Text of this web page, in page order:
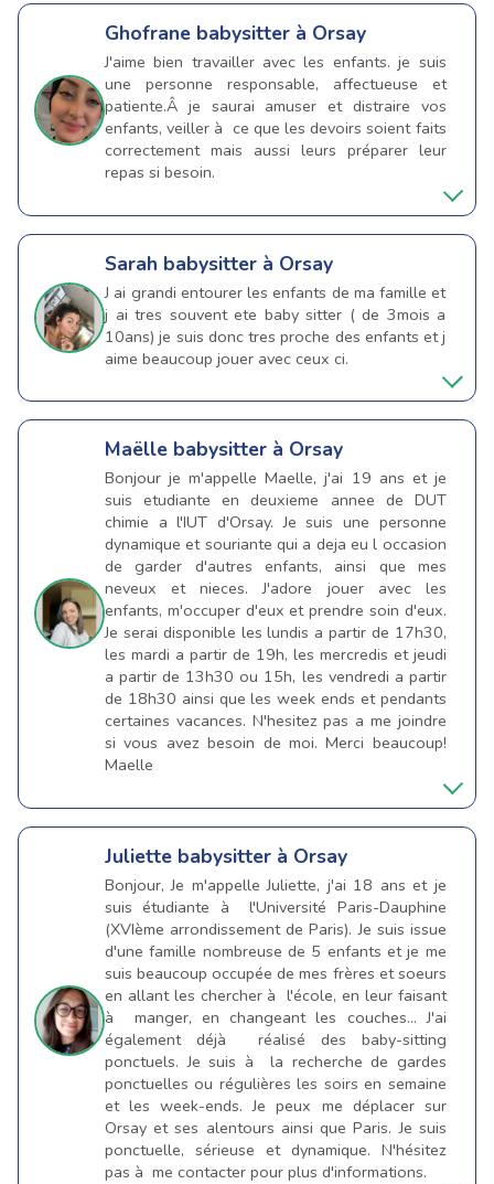
Ghofrane babysitter à Orsay
J'aime bien travailler avec les enfants. je suis
une personne responsable, affectueuse et
patiente.Â je saurai amuser et distraire vos
enfants, veiller à ce que les devoirs soient faits
correctement mais aussi leurs préparer leur
repas si besoin.
Sarah babysitter à Orsay
J ai grandi entourer les enfants de ma famille et
j ai tres souvent ete baby sitter ( de 3mois a
10ans) je suis donc tres proche des enfants et j
aime beaucoup jouer avec ceux ci.
Maëlle babysitter à Orsay
Bonjour je m'appelle Maelle, j'ai 19 ans et je
suis etudiante en deuxieme annee de DUT
chimie a l'IUT d'Orsay. Je suis une personne
dynamique et souriante qui a deja eu l occasion
de garder d'autres enfants, ainsi que mes
neveux et nieces. J'adore jouer avec les
enfants, m'occuper d'eux et prendre soin d'eux.
Je serai disponible les lundis a partir de 17h30,
les mardi a partir de 19h, les mercredis et jeudi
a partir de 13h30 ou 15h, les vendredi a partir
de 18h30 ainsi que les week ends et pendants
certaines vacances. N'hesitez pas a me joindre
si vous avez besoin de moi. Merci beaucoup!
Maelle
Juliette babysitter à Orsay
Bonjour, Je m'appelle Juliette, j'ai 18 ans et je
suis étudiante à l'Université Paris-Dauphine
(XVIème arrondissement de Paris). Je suis issue
d'une famille nombreuse de 5 enfants et je me
suis beaucoup occupée de mes frères et soeurs
en allant les chercher à l'école, en leur faisant
à manger, en changeant les couches... J'ai
également déjà réalisé des baby-sitting
ponctuels. Je suis à la recherche de gardes
ponctuelles ou régulières les soirs en semaine
et les week-ends. Je peux me déplacer sur
Orsay et ses alentours ainsi que Paris. Je suis
ponctuelle, sérieuse et dynamique. N'hésitez
pas à me contacter pour plus d'informations.